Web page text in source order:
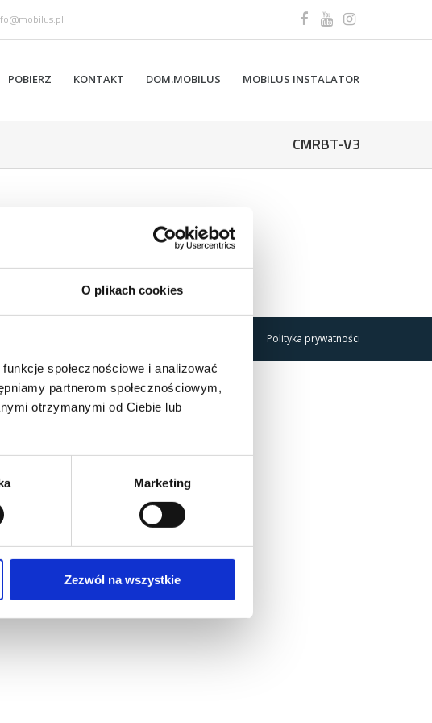
O plikach cookies
społecznościowe i analizować
partnerom społecznościowym,
otrzymanymi od Ciebie lub
Marketing
Zezwól na wszystkie
POBIERZ KONTAKT DOM.MOBILUS MOBILUS INSTALATOR
CMRBT-V3
Polityka prywatności